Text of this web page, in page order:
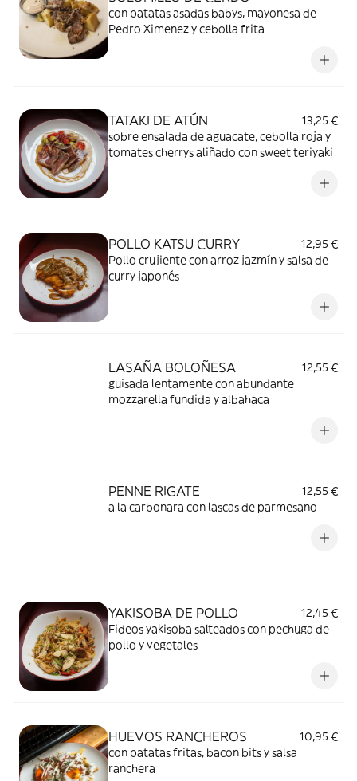
con patatas asadas babys, mayonesa de
Pedro Ximenez y cebolla frita
TATAKI DE ATÚN
13,25 €
sobre ensalada de aguacate, cebolla roja y
tomates cherrys aliñado con sweet teriyaki
POLLO KATSU CURRY
12,95 €
Pollo crujiente con arroz jazmín y salsa de
curry japonés
LASAÑA BOLOÑESA
12,55 €
guisada lentamente con abundante
mozzarella fundida y albahaca
PENNE RIGATE
12,55 €
a la carbonara con lascas de parmesano
YAKISOBA DE POLLO
12,45 €
Fideos yakisoba salteados con pechuga de
pollo y vegetales
HUEVOS RANCHEROS
10,95 €
con patatas fritas, bacon bits y salsa
ranchera